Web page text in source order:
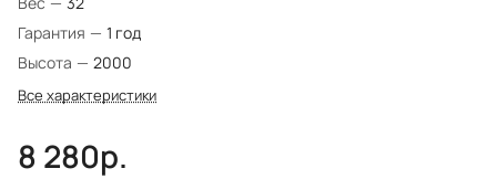
Гарантия — 1 год
Высота — 2000
Все характеристики
8 280р.